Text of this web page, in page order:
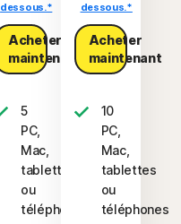
dessous.*
Acheter
maintenant
5
PC,
Mac,
tablettes
ou
téléphones
dessous.*
Acheter
maintenant
10
PC,
Mac,
tablettes
ou
téléphones